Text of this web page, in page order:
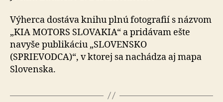
Výherca dostáva knihu plnú fotografií s názvom
„KIA MOTORS SLOVAKIA“ a pridávam ešte
navyše publikáciu „SLOVENSKO
(SPRIEVODCA)“, v ktorej sa nachádza aj mapa
Slovenska.